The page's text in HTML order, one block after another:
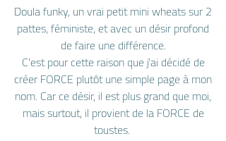
Doula funky, un vrai petit mini wheats sur 2
pattes, féministe, et avec un désir profond
de faire une différence.
C'est pour cette raison que j'ai décidé de
créer FORCE plutôt une simple page à mon
nom. Car ce désir, il est plus grand que moi,
mais surtout, il provient de la FORCE de
toustes.